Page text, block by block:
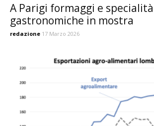
A Parigi formaggi e specialità
gastronomiche in mostra
redazione 17 Marzo 2026